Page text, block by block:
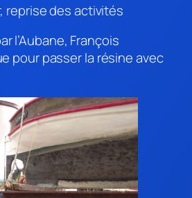
reprise des activités
l’Aubane, François
pour passer la résine avec